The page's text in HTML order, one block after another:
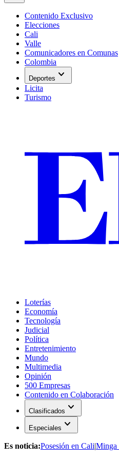
Contenido Exclusivo
Elecciones
Cali
Valle
Comunicadores en Comunas
Colombia
Deportes expand_more
Licita
Turismo
Loterías
Economía
Tecnología
Judicial
Política
Entretenimiento
Mundo
Multimedia
Opinión
500 Empresas
Contenido en Colaboración
Clasificados expand_more
Especiales expand_more
Es noticia:Posesión en Cali|Minga